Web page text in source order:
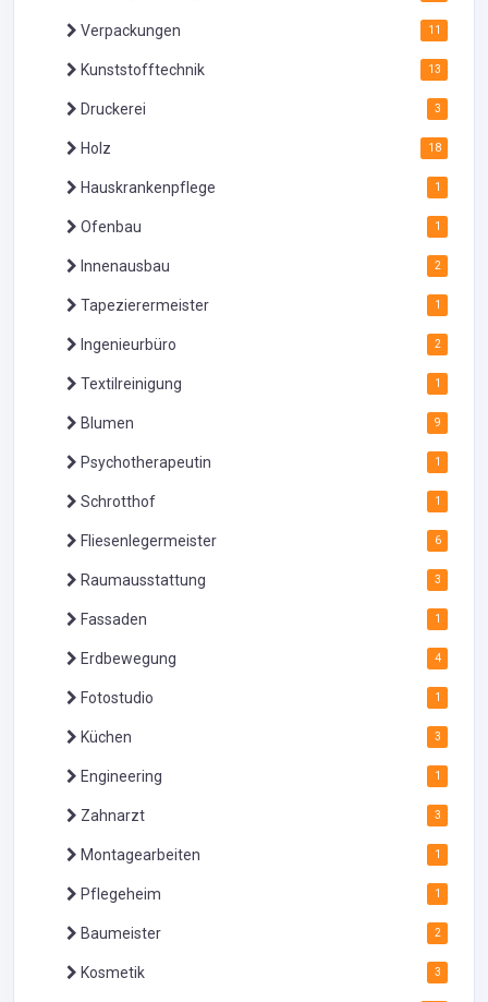
Verpackungen 11
Kunststofftechnik 13
Druckerei 3
Holz 18
Hauskrankenpflege 1
Ofenbau 1
Innenausbau 2
Tapezierermeister 1
Ingenieurbüro 2
Textilreinigung 1
Blumen 9
Psychotherapeutin 1
Schrotthof 1
Fliesenlegermeister 6
Raumausstattung 3
Fassaden 1
Erdbewegung 4
Fotostudio 1
Küchen 3
Engineering 1
Zahnarzt 3
Montagearbeiten 1
Pflegeheim 1
Baumeister 2
Kosmetik 3